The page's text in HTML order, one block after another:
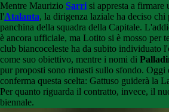
Mentre Maurizio Sarri si appresta a firmare
l'Atalanta, la dirigenza laziale ha deciso chi
panchina della squadra della Capitale.
è ancora ufficiale, ma Lotito si è mosso per
club biancoceleste ha da subito individuato
come suo obiettivo, mentre i nomi di
pur proposti sono rimasti sullo sfondo. Oggi
conferma questa scelta: Gattuso guiderà la
Per quanto riguarda il contratto, invece, il
biennale.